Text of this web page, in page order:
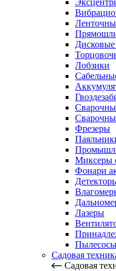
Лобзики
Фрезеры
Миксеры
Фонари
Лазеры
Пылесосы
Садовая
Садовая